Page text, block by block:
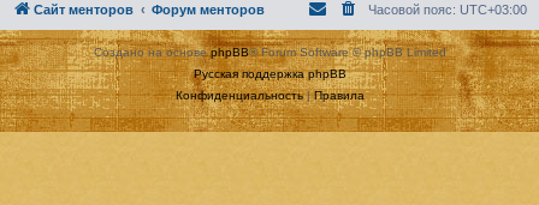
Сайт менторов Форум менторов Часовой пояс: UTC+03:00
Создано на основеphpBB® Forum Software © phpBB Limited
Русская поддержка phpBB
Конфиденциальность|Правила